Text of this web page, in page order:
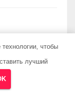
чтобы
лучший